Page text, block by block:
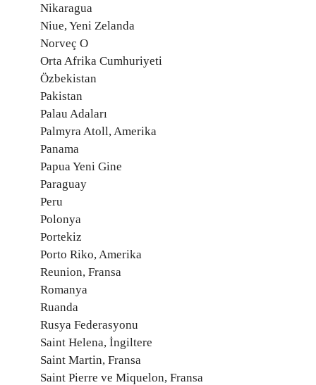
Nikaragua
Niue, Yeni Zelanda
Norveç O
Orta Afrika Cumhuriyeti
Özbekistan
Pakistan
Palau Adaları
Palmyra Atoll, Amerika
Panama
Papua Yeni Gine
Paraguay
Peru
Polonya
Portekiz
Porto Riko, Amerika
Reunion, Fransa
Romanya
Ruanda
Rusya Federasyonu
Saint Helena, İngiltere
Saint Martin, Fransa
Saint Pierre ve Miquelon, Fransa